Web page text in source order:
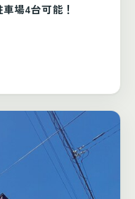
場4台可能！